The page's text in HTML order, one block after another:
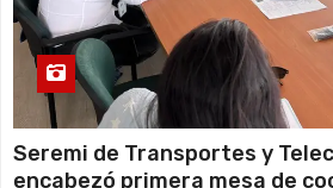
Seremi de Transportes y
encabezó primera mesa de